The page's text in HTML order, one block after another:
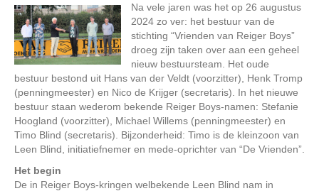
Na vele jaren was het op 26 augustus
2024 zo ver: het bestuur van de
stichting “Vrienden van Reiger Boys”
droeg zijn taken over aan een geheel
nieuw bestuursteam. Het oude
bestuur bestond uit Hans van der Veldt (voorzitter), Henk Tromp
(penningmeester) en Nico de Krijger (secretaris). In het nieuwe
bestuur staan wederom bekende Reiger Boys-namen: Stefanie
Hoogland (voorzitter), Michael Willems (penningmeester) en
Timo Blind (secretaris). Bijzonderheid: Timo is de kleinzoon van
Leen Blind, initiatiefnemer en mede-oprichter van “De Vrienden”.
Het begin
De in Reiger Boys-kringen welbekende Leen Blind nam in